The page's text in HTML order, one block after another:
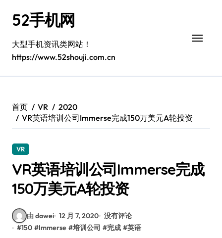
52手机网
大型手机资讯类网站！
https://www.52shouji.com.cn
首页 VR
2020
VR英语培训公司Immerse完成150万美元A轮投资
VR
VR英语培训公司Immerse完成
150万美元A轮投资
由 dawei 12 月 7, 2020 没有评论
#150 #Immerse #培训公司 #完成 #英语